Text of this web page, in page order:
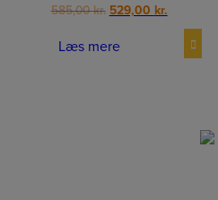
585,00kr. Original
585,00 kr..
529,00 kr.Current
529,00 kr..
Læs mere